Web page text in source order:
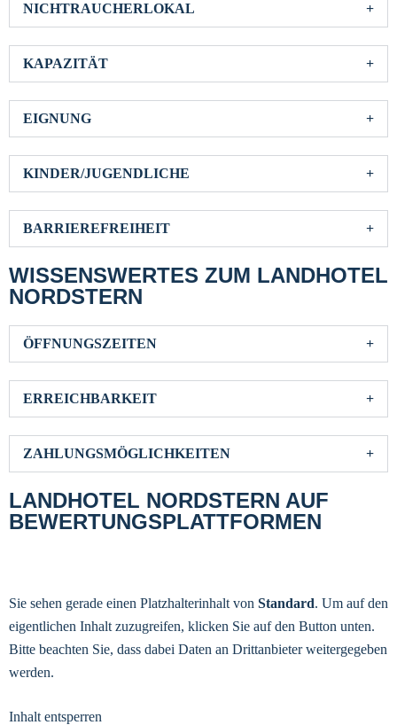
NICHTRAUCHERLOKAL
KAPAZITÄT
EIGNUNG
KINDER/JUGENDLICHE
BARRIEREFREIHEIT
WISSENSWERTES ZUM LANDHOTEL
NORDSTERN
ÖFFNUNGSZEITEN
ERREICHBARKEIT
ZAHLUNGSMÖGLICHKEITEN
LANDHOTEL NORDSTERN AUF
BEWERTUNGSPLATTFORMEN
Sie sehen gerade einen Platzhalterinhalt von Standard. Um auf den
eigentlichen Inhalt zuzugreifen, klicken Sie auf den Button unten.
Bitte beachten Sie, dass dabei Daten an Drittanbieter weitergegeben
werden.
Inhalt entsperren